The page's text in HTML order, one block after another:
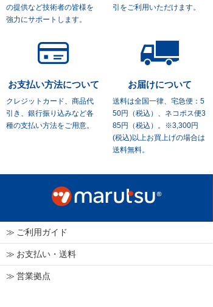
の提供など技術者の皆様を
強力にサポートします。
引をご利用いただけます。
お支払い方法について
クレジットカード、商品代
引き、 銀行振り込みなど各
種の支払い方法をご用意。
お届けについて
送料は全国一律、宅急便：5
50円（税込）、 ネコポス便3
85円（税込）。※3,300円
(税込)以上お買上げの場合は
送料無料。
ご利用ガイド
お支払い・送料
営業拠点